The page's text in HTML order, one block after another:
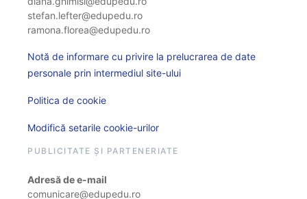
stefan.lefter@edupedu.ro
ramona.florea@edupedu.ro
Notă de informare cu privire la prelucrarea de date
personale prin intermediul site-ului
Politica de cookie
Modifică setarile cookie-urilor
PUBLICITATE ȘI PARTENERIATE
Adresă de e-mail
comunicare@edupedu.ro